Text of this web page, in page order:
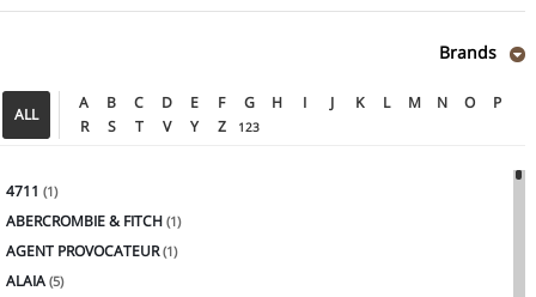
Brands
ALL
A B C D E F G H I J K L M N O
P
R
S T V Y Z 123
4711 (1)
ABERCROMBIE & FITCH (1)
AGENT PROVOCATEUR(1)
ALAIA (5)